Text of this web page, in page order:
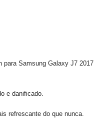
para Samsung Galaxy J7 2017
e danificado.
refrescante do que nunca.